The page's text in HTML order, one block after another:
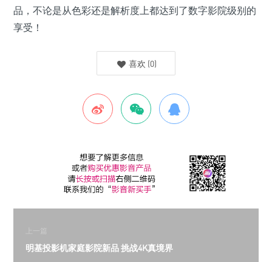
品，不论是从色彩还是解析度上都达到了数字影院级别的
享受！
喜欢 (0)
上一篇
明基投影机家庭影院新品 挑战4K真境界